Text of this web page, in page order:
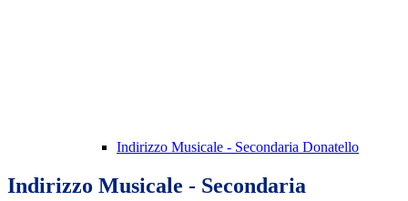
Indirizzo Musicale - Secondaria Donatello
Indirizzo Musicale - Secondaria